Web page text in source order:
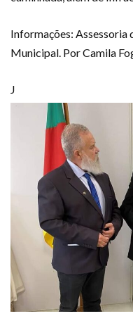
Informações: Assessoria
Municipal. Por Camila
J